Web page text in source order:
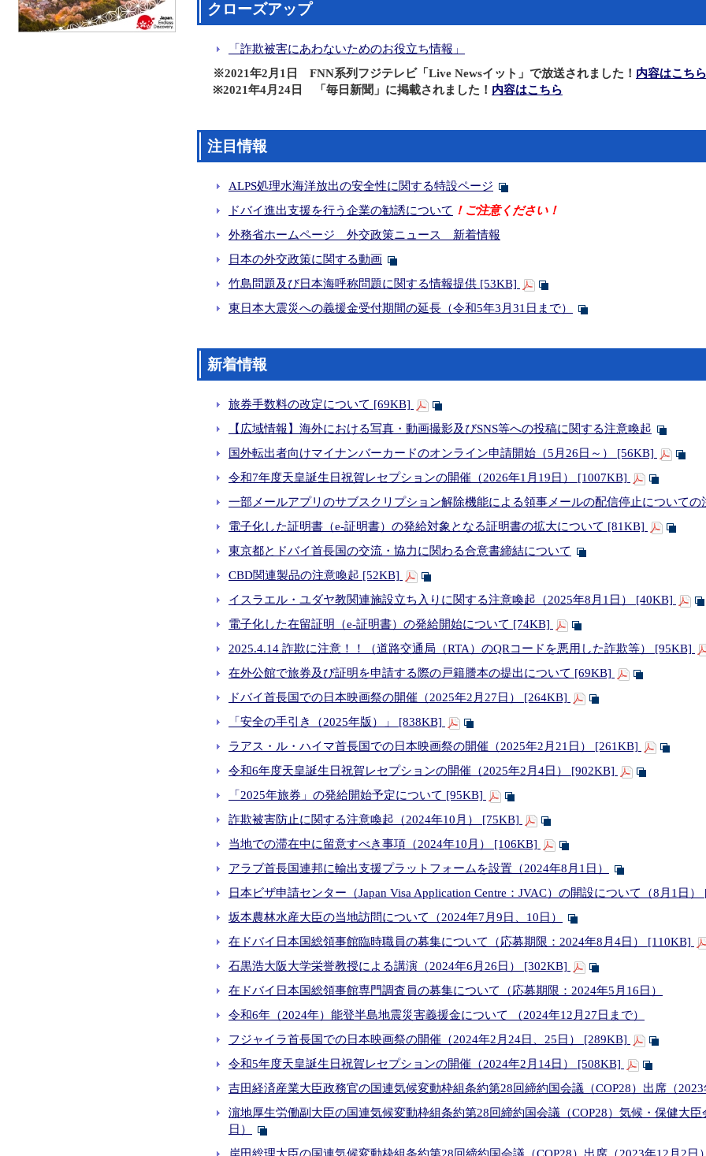
クローズアップ
「詐欺被害にあわないためのお役立ち情報」
※2021年2月1日 FNN系列フジテレビ「Live Newsイット」で放送されました！ 内容はこちら
※2021年4月24日 「毎日新聞」に掲載されました！ 内容はこちら
注目情報
ALPS処理水海洋放出の安全性に関する特設ページ
ドバイ進出支援を行う企業の勧誘について ！ご注意ください！
外務省ホームページ 外交政策ニュース 新着情報
日本の外交政策に関する動画
竹島問題及び日本海呼称問題に関する情報提供 [53KB]
東日本大震災への義援金受付期間の延長（令和5年3月31日まで）
新着情報
旅券手数料の改定について [69KB]
【広域情報】海外における写真・動画撮影及びSNS等への投稿に関する注意喚起
国外転出者向けマイナンバーカードのオンライン申請開始（5月26日～） [56KB]
令和7年度天皇誕生日祝賀レセプションの開催（2026年1月19日） [1007KB]
一部メールアプリのサブスクリプション解除機能による領事メールの配信停止について
電子化した証明書（e-証明書）の発給対象となる証明書の拡大について [81KB]
東京都とドバイ首長国の交流・協力に関わる合意書締結について
CBD関連製品の注意喚起 [52KB]
イスラエル・ユダヤ教関連施設立ち入りに関する注意喚起（2025年8月1日） [40KB]
電子化した在留証明（e-証明書）の発給開始について [74KB]
2025.4.14 詐欺に注意！！（道路交通局（RTA）のQRコードを悪用した詐欺等） [95KB]
在外公館で旅券及び証明を申請する際の戸籍謄本の提出について [69KB]
ドバイ首長国での日本映画祭の開催（2025年2月27日） [264KB]
「安全の手引き（2025年版）」 [838KB]
ラアス・ル・ハイマ首長国での日本映画祭の開催（2025年2月21日） [261KB]
令和6年度天皇誕生日祝賀レセプションの開催（2025年2月4日） [902KB]
「2025年旅券」の発給開始予定について [95KB]
詐欺被害防止に関する注意喚起（2024年10月） [75KB]
当地での滞在中に留意すべき事項（2024年10月） [106KB]
アラブ首長国連邦に輸出支援プラットフォームを設置（2024年8月1日）
日本ビザ申請センター（Japan Visa Application Centre：JVAC）の開設について（8月1日
坂本農林水産大臣の当地訪問について（2024年7月9日、10日）
在ドバイ日本国総領事館臨時職員の募集について（応募期限：2024年8月4日） [110KB]
石黒浩大阪大学栄誉教授による講演（2024年6月26日） [302KB]
在ドバイ日本国総領事館専門調査員の募集について（応募期限：2024年5月16日）
令和6年（2024年）能登半島地震災害義援金について （2024年12月27日まで）
フジャイラ首長国での日本映画祭の開催（2024年2月24日、25日） [289KB]
令和5年度天皇誕生日祝賀レセプションの開催（2024年2月14日） [508KB]
吉田経済産業大臣政務官の国連気候変動枠組条約第28回締約国会議（COP28）出席（
濵地厚生労働副大臣の国連気候変動枠組条約第28回締約国会議（COP28）気候・保健大
日）